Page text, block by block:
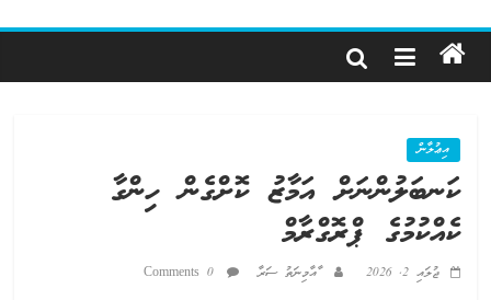
އިޢުލާން
ކަނބަލުންނަށް އަމާޒު ކޮށްގެން ހިންގާ
ކެއްކުމުގެ ޕްރޮގްރާމް
ޖުލައި 2, 2026 ާއާމިނަތު ސަރާ 0 Comments